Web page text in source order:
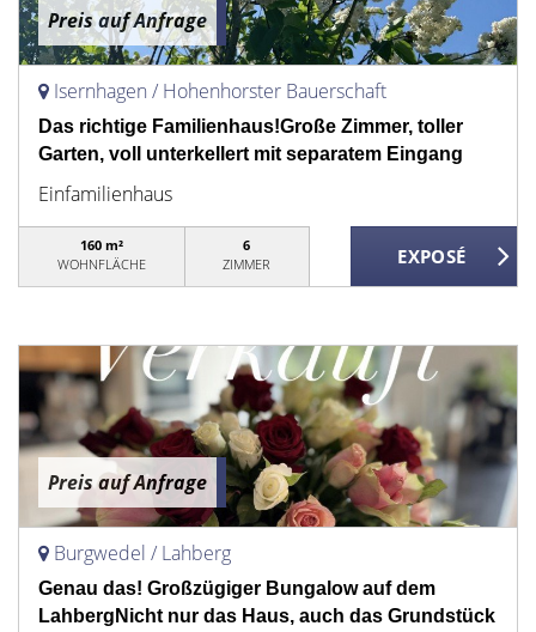
Preis auf Anfrage
Isernhagen / Hohenhorster Bauerschaft
Das richtige Familienhaus!Große Zimmer, toller
Garten, voll unterkellert mit separatem Eingang
Einfamilienhaus
160 m²
WOHNFLÄCHE
6
ZIMMER
Preis auf Anfrage
Burgwedel / Lahberg
Genau das! Großzügiger Bungalow auf dem
LahbergNicht nur das Haus, auch das Grundstück